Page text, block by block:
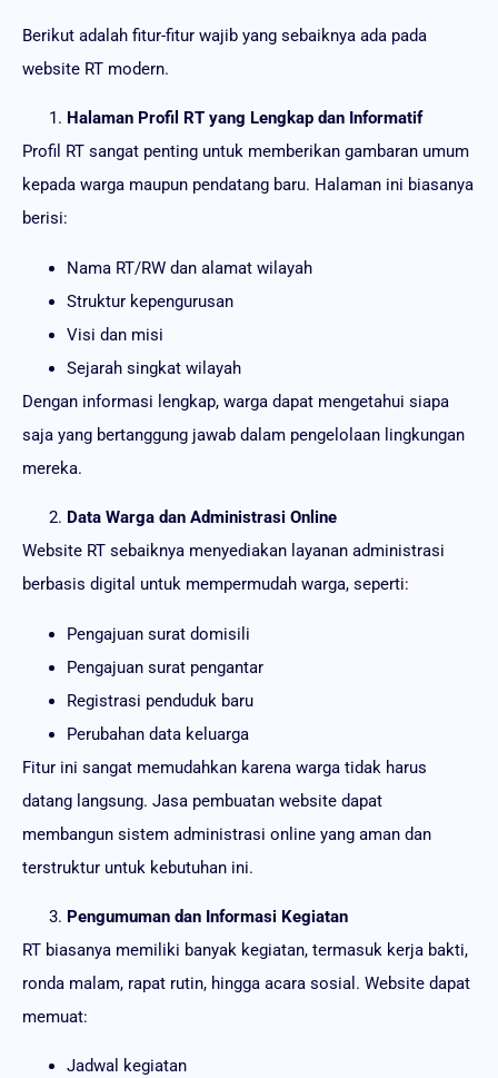
Berikut adalah fitur-fitur wajib yang sebaiknya ada pada
website RT modern.
Halaman Profil RT yang Lengkap dan Informatif
Profil RT sangat penting untuk memberikan gambaran umum
kepada warga maupun pendatang baru. Halaman ini biasanya
berisi:
Nama RT/RW dan alamat wilayah
Struktur kepengurusan
Visi dan misi
Sejarah singkat wilayah
Dengan informasi lengkap, warga dapat mengetahui siapa
saja yang bertanggung jawab dalam pengelolaan lingkungan
mereka.
Data Warga dan Administrasi Online
Website RT sebaiknya menyediakan layanan administrasi
berbasis digital untuk mempermudah warga, seperti:
Pengajuan surat domisili
Pengajuan surat pengantar
Registrasi penduduk baru
Perubahan data keluarga
Fitur ini sangat memudahkan karena warga tidak harus
datang langsung. Jasa pembuatan website dapat
membangun sistem administrasi online yang aman dan
terstruktur untuk kebutuhan ini.
Pengumuman dan Informasi Kegiatan
RT biasanya memiliki banyak kegiatan, termasuk kerja bakti,
ronda malam, rapat rutin, hingga acara sosial. Website dapat
memuat:
Jadwal kegiatan